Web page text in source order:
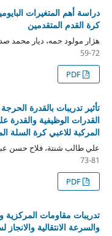
دراسة أهم المتغيرات
كرة القدم المتقدمين
هژار مولود حمه، ديار محمد
59-72
PDF
القدرات الوظيفية والقدرة
المركبة للاعبي كرة السلة
علي طالب شنتة، فلاح حسن
73-81
PDF
تدريبات مقاومات المركزية
وﺍﻟﺴﺮﻋﺔ ﺍﻻﻧﺘﻘﺎﻟﻴﺔ والانجاز لسباحة 50 متر